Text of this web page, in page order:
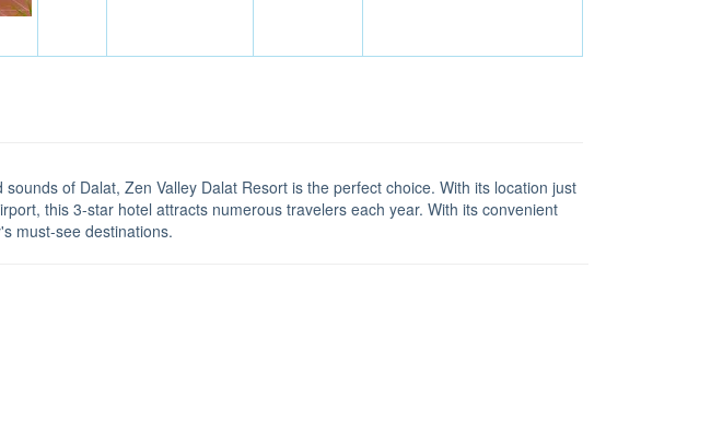
of Dalat, Zen Valley Dalat Resort is the perfect choice. With its location just
this 3-star hotel attracts numerous travelers each year. With its convenient
must-see destinations.